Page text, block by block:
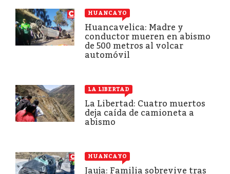
HUANCAYO
Huancavelica: Madre y
conductor mueren en abismo
de 500 metros al volcar
automóvil
LA LIBERTAD
La Libertad: Cuatro muertos
deja caída de camioneta a
abismo
HUANCAYO
Jauja: Familia sobrevive tras